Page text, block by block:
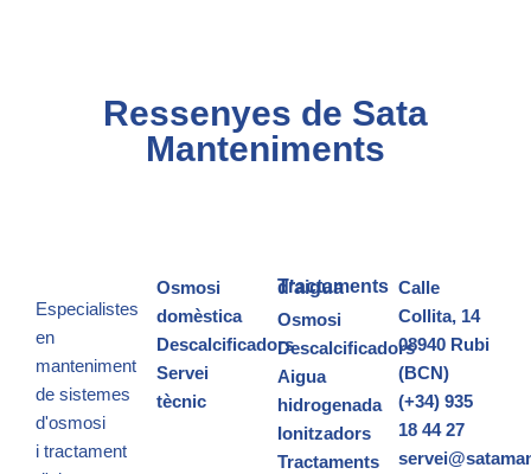
Ressenyes de Sata
Manteniments
Especialistes
en
manteniment
de sistemes
d'osmosi
i tractament
Osmosi
domèstica
Descalcificadors
Servei
tècnic
Tractaments d’aigua
Osmosi
Descalcificadors
Aigua
hidrogenada
Ionitzadors
Tractaments
Calle
Collita, 14
08940 Rubi
(BCN)
(+34) 935
18 44 27